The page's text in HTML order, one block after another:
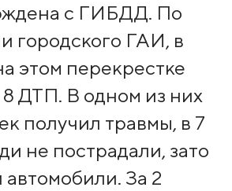
с ГИБДД. По
городского ГАИ, в
этом перекрестке
ДТП. В одном из них
получил травмы, в 7
не пострадали, зато
автомобили. За 2